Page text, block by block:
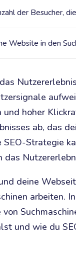
der Besucher,
Website in den
hoher
ab, das
Strategie
das
deine
arbeiten.
und wie du